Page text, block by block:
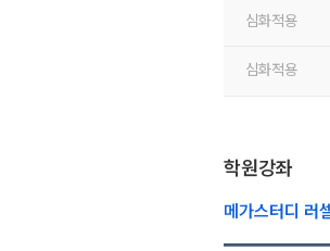
심화적용
심화적용
학원강좌
메가스터디 러